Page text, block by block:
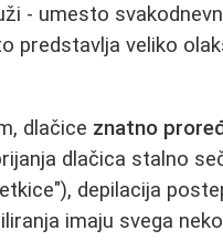
- umesto
predstavlja veliko
dlačice znatno
dlačica stalno
depilacija
imaju svega